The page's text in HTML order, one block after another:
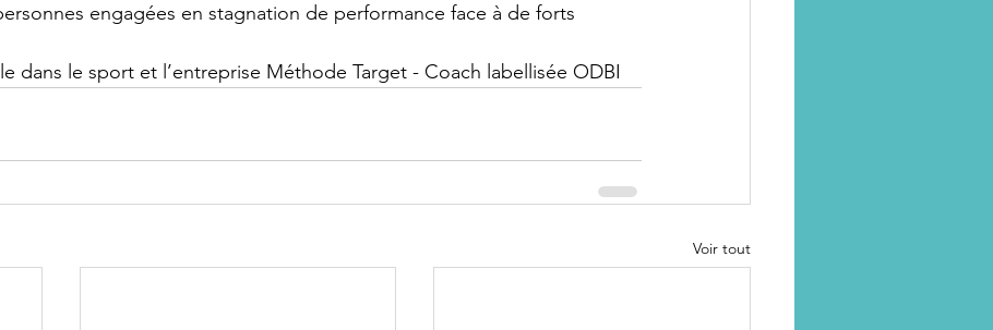
engagées en stagnation de performance face à de forts
dans le sport et l’entreprise Méthode Target - Coach labellisée ODBI
Voir tout